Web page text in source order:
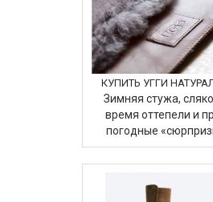
КУПИТЬ УГГИ
Зимняя стужа,
время оттепели и
погодные